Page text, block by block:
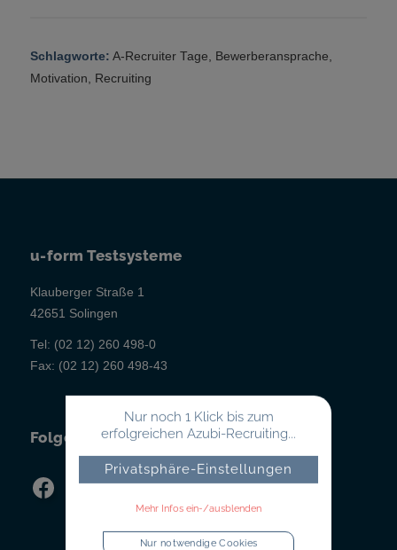
Schlagworte: A-Recruiter Tage Bewerberansprache
Motivation
Recruiting
u-form Testsysteme
Klauberger Straße 1
42651 Solingen
Tel: (02 12) 260 498-0
Fax: (02 12) 260 498-43
Folgen Sie uns!
Nur noch 1 Klick bis zum
erfolgreichen Azubi-Recruiting...
Privatsphäre-Einstellungen
Mehr Infos ein-/ausblenden
Nur notwendige Cookies